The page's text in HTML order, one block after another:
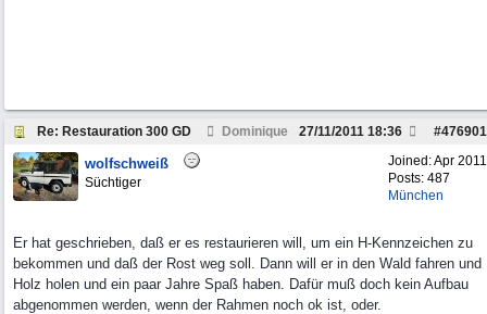
Re: Restauration 300 GD Dominique #476901
27/11/2011 18:36
Joined:Apr 2011
Posts: 487
München
wolfschweiß
Süchtiger
Er hat geschrieben, daß er es restaurieren will, um ein H-Kennzeichen zu
bekommen und daß der Rost weg soll. Dann will er in den Wald fahren und
Holz holen und ein paar Jahre Spaß haben. Dafür muß doch kein Aufbau
abgenommen werden, wenn der Rahmen noch ok ist, oder.